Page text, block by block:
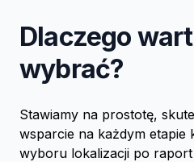
Dlaczego
wybrać?
Stawiamy na prostotę,
wsparcie na każdym etapie
wyboru lokalizacji po